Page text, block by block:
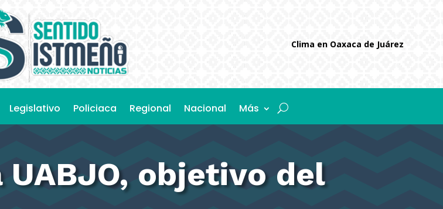
Clima en Oaxaca de Juárez
Legislativo Policiaca Regional Nacional Más
objetivo del